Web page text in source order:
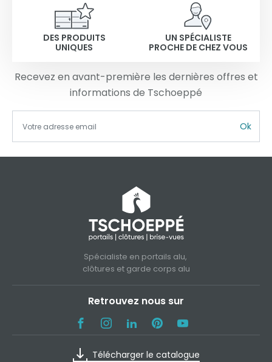
DES PRODUITS
UNIQUES
UN SPÉCIALISTE
PROCHE DE CHEZ VOUS
Recevez en avant-première les dernières offres et
informations de Tschoeppé
Ok
Spécialiste en portails alu,
clôtures et garde corps alu
Retrouvez nous sur
Télécharger le catalogue